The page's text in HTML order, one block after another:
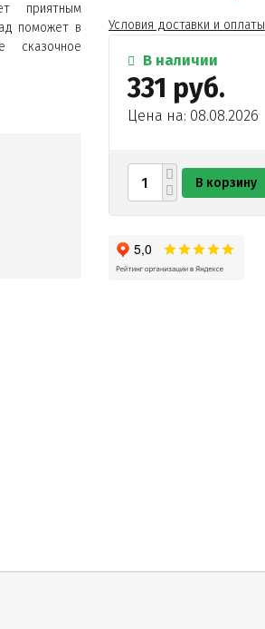
приятным
поможет в
сказочное
Условия доставки и оплаты
В наличии
331 руб.
Цена на: 08.08.2026
В корзину